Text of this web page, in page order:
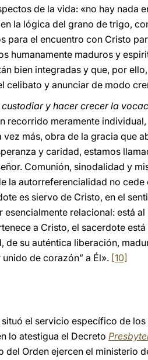
de la vida: «no hay nada
la lógica del grano de trigo,
para el encuentro con Cristo
humanamente maduros y
bien integradas y que, por
celibato y anunciar de modo
custodiar y hacer crecer la
recorrido meramente
vez más, obra de la gracia que
y caridad, estamos
Comunión, sinodalidad y
la autorreferencialidad no
es siervo de Cristo, en el
esencialmente relacional: está
a Cristo, el sacerdote
de su auténtica liberación,
de corazón” a Él». [10]
situó el servicio específico de
lo atestigua el Decreto
del Orden ejercen el ministerio